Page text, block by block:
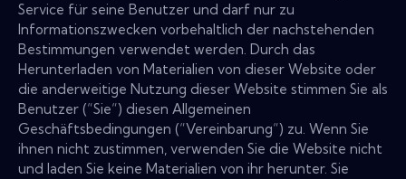
Service für seine Benutzer und darf nur zu
Informationszwecken vorbehaltlich der nachstehenden
Bestimmungen verwendet werden. Durch das
Herunterladen von Materialien von dieser Website oder
die anderweitige Nutzung dieser Website stimmen Sie als
Benutzer (“Sie“) diesen Allgemeinen
Geschäftsbedingungen (“Vereinbarung“) zu. Wenn Sie
ihnen nicht zustimmen, verwenden Sie die Website nicht
und laden Sie keine Materialien von ihr herunter. Sie